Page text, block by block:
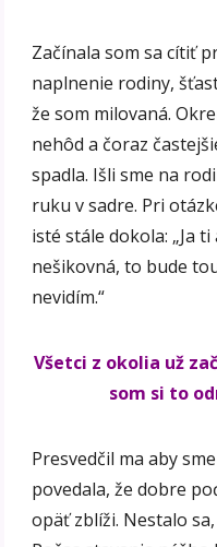
Začínala som sa cítiť
naplnenie rodiny,
že som milovaná.
nehôd a čoraz
spadla. Išli sme na
ruku v sadre. Pri
isté stále dokola: „Ja
nešikovná, to bude
nevidím.“
Všetci z okolia už
som si to
Presvedčil ma aby
povedala, že dobre
opäť zblíži. Nestalo